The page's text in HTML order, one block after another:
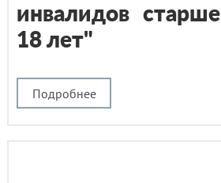
Подробнее
инвалидов старше
18 лет"